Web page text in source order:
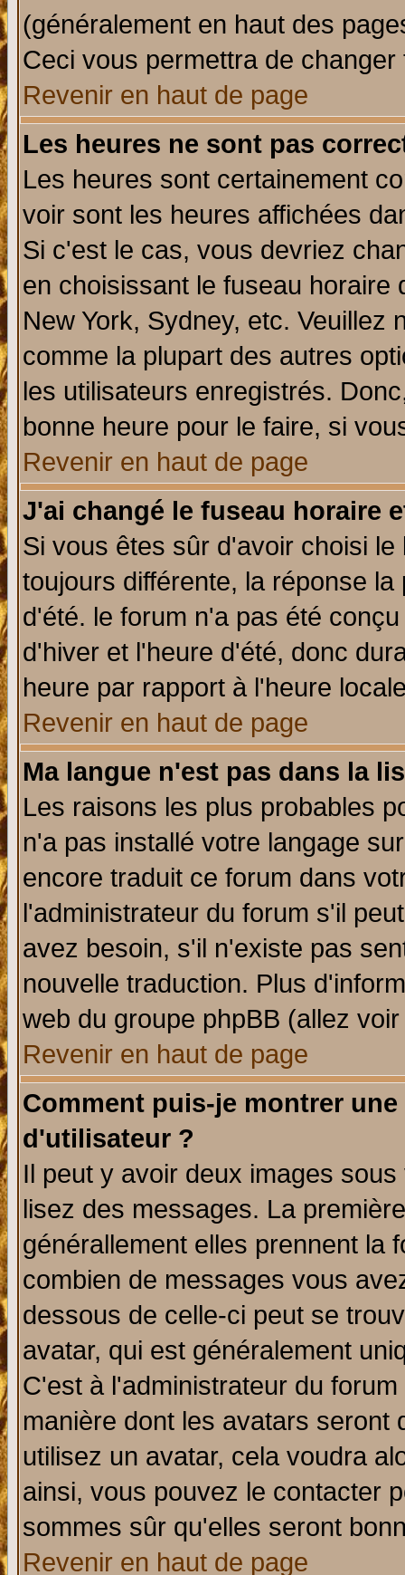
(généralement en haut des
Ceci vous permettra de
Revenir en haut de page
Les heures ne sont pas
Les heures sont certainement
voir sont les heures affichées
Si c'est le cas, vous devriez
en choisissant le fuseau
New York, Sydney, etc. Veuillez
comme la plupart des autres
les utilisateurs enregistrés.
bonne heure pour le faire, si
Revenir en haut de page
J'ai changé le fuseau horaire
Si vous êtes sûr d'avoir choisi
toujours différente, la réponse
d'été. le forum n'a pas été
d'hiver et l'heure d'été, donc
heure par rapport à l'heure
Revenir en haut de page
Ma langue n'est pas dans la
Les raisons les plus probables
n'a pas installé votre langage
encore traduit ce forum dans
l'administrateur du forum s'il
avez besoin, s'il n'existe pas
nouvelle traduction. Plus
web du groupe phpBB (allez
Revenir en haut de page
Comment puis-je montrer
d'utilisateur ?
Il peut y avoir deux images
lisez des messages. La
générallement elles prennent la
combien de messages vous
dessous de celle-ci peut se
avatar, qui est généralement
C'est à l'administrateur du
manière dont les avatars seront
utilisez un avatar, cela voudra
ainsi, vous pouvez le contacter
sommes sûr qu'elles seront
Revenir en haut de page